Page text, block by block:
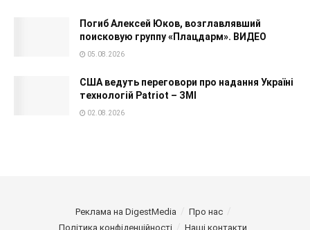
Погиб Алексей Юков, возглавлявший
поисковую группу «Плацдарм». ВИДЕО
05.08.2026
США ведуть переговори про надання Україні
технологій Patriot – ЗМІ
02.08.2026
Реклама на DigestMedia
Про нас
Політика конфіденційності
Наші контакти